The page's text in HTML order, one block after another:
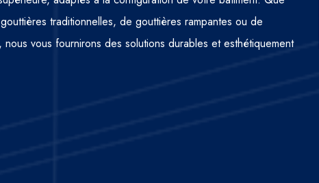
traditionnelles, de gouttières rampantes ou de
nous vous fournirons des solutions durables et esthétiquement